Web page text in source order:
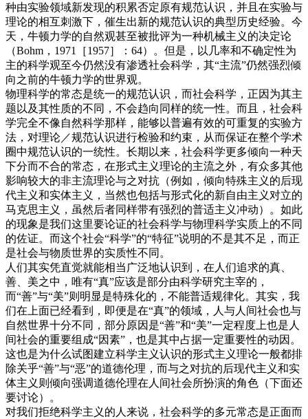
种由实验领域新发现的积累否定原有规范认识，并且在实验与
理论的相互刺激下，催生出新的规范认识的典型历史经验。今
天，牛顿力学的自然观甚至被批评为一种机械主义的决定论
（Bohm，1971［1957］：64）。但是，以几率和不确定性为
主的科学观至今仍然没有渗透社会科学，其“主流”仍然强烈倾
向之前的牛顿力学的世界观。
物理科学的常态是统一的规范认识，而社会科学，正因为其主
题以及其性质的不同，不会趋向同样的统一性。而且，社会科
学完全不像自然科学那样，能够以普遍有效的可重复的实验方
法，对理论／规范认识进行检验和约束，从而保证在整个学术
圈中规范认识的一统性。长期以来，社会科学更多倾向一种天
下分而不合的常态，在形式主义理论的主流之外，有众多其他
影响较大的非主流理论与之对抗（例如，倾向特殊主义的后现
代主义和实体主义，当然也包括与形式化的新自由主义对立的
马克思主义，虽然后者同样带有强烈的普适主义冲动）。如此
的现象是我们这里要论证的社会科学与物理科学实质上的不同
的佐证。而这个社会“科学”的“特征”说明的不是其不足，而正
是社会与物质世界的实质性不同。
人们其实凭直觉就能相当广泛地认识到，在人们追求的真、
善、美之中，唯有“真”应该是部分由科学研究主宰的，
而“善”与“美”则明显是特殊化的，不能普适规律化。其实，我
们在上面已经看到，即便是在“真”的领域，人与人间社会也与
自然世界十分不同，部分原因是“善”和“美”一定程度上也是人
间社会的重要组成“因素”，也是其中占据一定重要性的动因。
这也是为什么试图建立科学主义认识的形式主义理论一般都排
除关乎“善”与“恶”的道德伦理，而与之对抗的后现代主义和实
体主义则倾向强调道德伦理在人间社会所扮演的角色（下面还
要讨论）。
对我们拒绝科学主义的人来说，社会科学的多元常态是正面而